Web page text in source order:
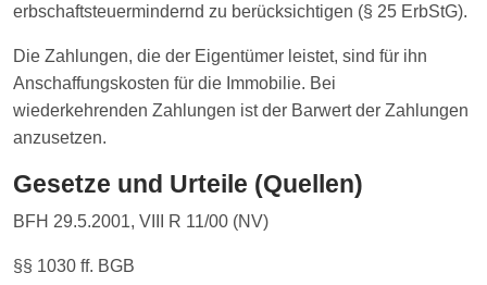
erbschaftsteuermindernd zu berücksichtigen (§ 25 ErbStG).
Die Zahlungen, die der Eigentümer leistet, sind für ihn
Anschaffungskosten für die Immobilie. Bei
wiederkehrenden Zahlungen ist der Barwert der Zahlungen
anzusetzen.
Gesetze und Urteile (Quellen)
BFH 29.5.2001, VIII R 11/00 (NV)
§§ 1030 ff. BGB